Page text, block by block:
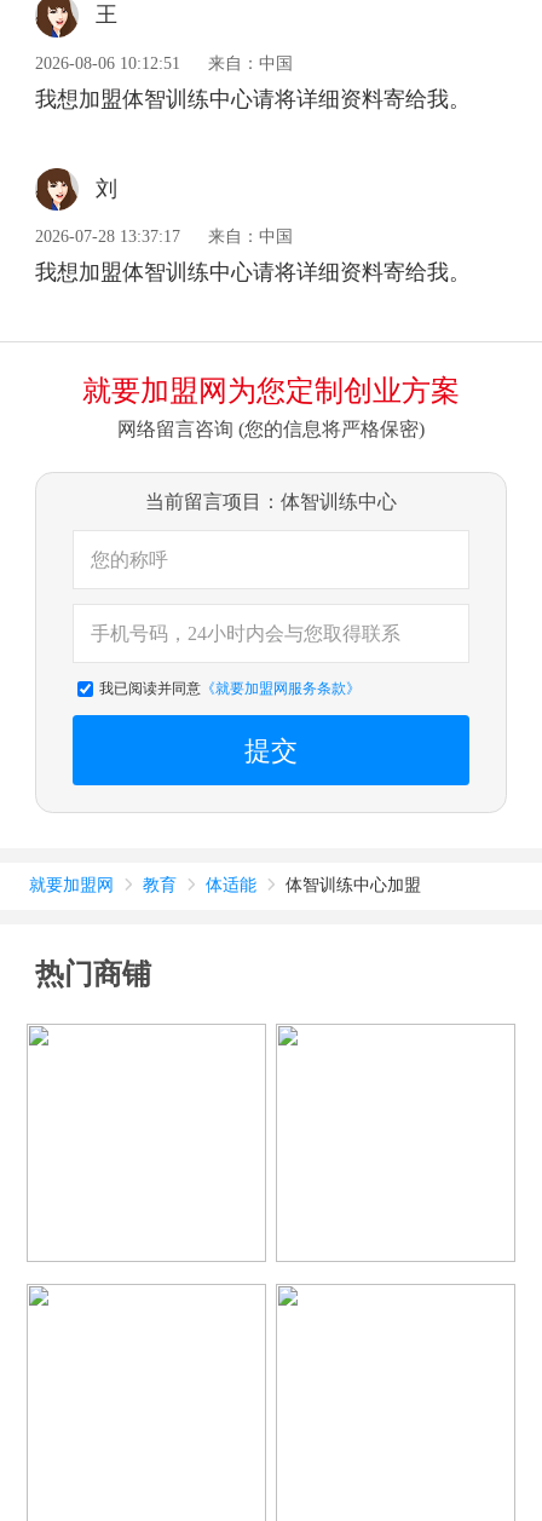
王
2026-08-06 10:12:51 来自：中国
我想加盟体智训练中心请将详细资料寄给我。
刘
2026-07-28 13:37:17 来自：中国
我想加盟体智训练中心请将详细资料寄给我。
就要加盟网为您定制创业方案
网络留言咨询 (您的信息将严格保密)
当前留言项目：体智训练中心
我已阅读并同意《就要加盟网服务条款》
提交
就要加盟网  教育  体适能  体智训练中心加盟
热门商铺